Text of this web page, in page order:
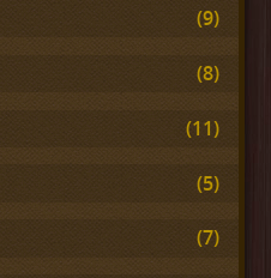
(9)
(8)
(11)
(5)
(7)